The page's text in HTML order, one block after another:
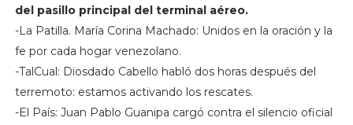
del pasillo principal del terminal aéreo.
-La Patilla. María Corina Machado: Unidos en la oración y la
fe por cada hogar venezolano.
-TalCual: Diosdado Cabello habló dos horas después del
terremoto: estamos activando los rescates.
-El País: Juan Pablo Guanipa cargó contra el silencio oficial